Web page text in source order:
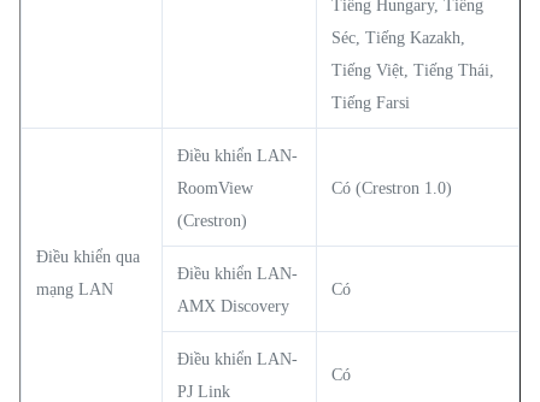
Tiếng Hungary, Tiếng
Séc, Tiếng Kazakh,
Tiếng Việt, Tiếng Thái,
Tiếng Farsi
Điều khiển qua
mạng LAN
Điều khiển LAN-
RoomView
(Crestron)
Có (Crestron 1.0)
Điều khiển LAN-
AMX Discovery
Có
Điều khiển LAN-
PJ Link
Có